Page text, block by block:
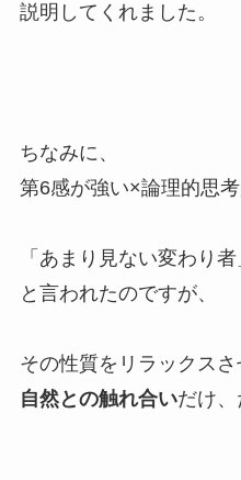
説明してくれました。
ちなみに、
第6感が強い×論理的思考
「あまり見ない変わり者
と言われたのですが、
その性質をリラックスさ
自然との触れ合いだけ、